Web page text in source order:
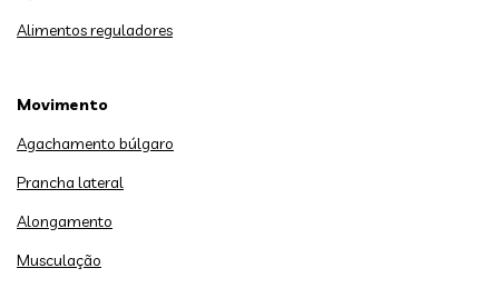
Alimentos reguladores
Movimento
Agachamento búlgaro
Prancha lateral
Alongamento
Musculação